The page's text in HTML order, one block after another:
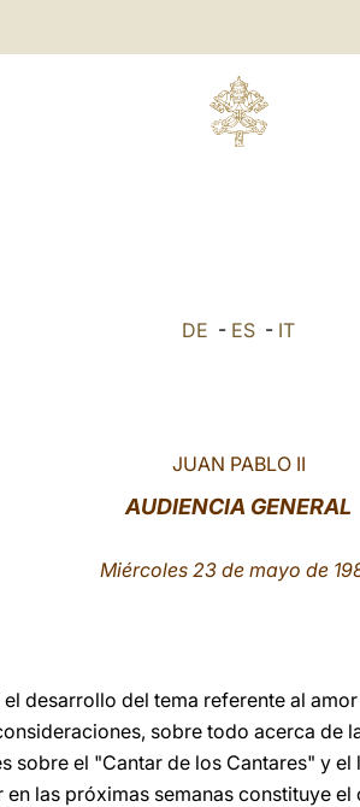
DE - ES - IT
JUAN PABLO II
AUDIENCIA GENERAL
Miércoles 23 de mayo de
el desarrollo del tema referente al
sobre todo acerca de
sobre el "Cantar de los Cantares" y
las próximas semanas constituye